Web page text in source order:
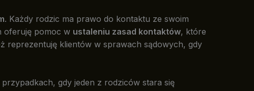
. Każdy rodzic ma prawo do kontaktu ze swoim
oferuję pomoc w ustaleniu zasad kontaktów, które
reprezentuję klientów w sprawach sądowych, gdy
gdy jeden z rodziców stara się